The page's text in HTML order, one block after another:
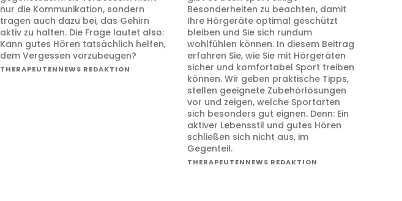
nur die Kommunikation, sondern
tragen auch dazu bei, das Gehirn
aktiv zu halten. Die Frage lautet also:
Kann gutes Hören tatsächlich helfen,
dem Vergessen vorzubeugen?
THERAPEUTENNEWS REDAKTION
Besonderheiten zu beachten, damit
Ihre Hörgeräte optimal geschützt
bleiben und Sie sich rundum
wohlfühlen können. In diesem Beitrag
erfahren Sie, wie Sie mit Hörgeräten
sicher und komfortabel Sport treiben
können. Wir geben praktische Tipps,
stellen geeignete Zubehörlösungen
vor und zeigen, welche Sportarten
sich besonders gut eignen. Denn: Ein
aktiver Lebensstil und gutes Hören
schließen sich nicht aus, im
Gegenteil.
THERAPEUTENNEWS REDAKTION